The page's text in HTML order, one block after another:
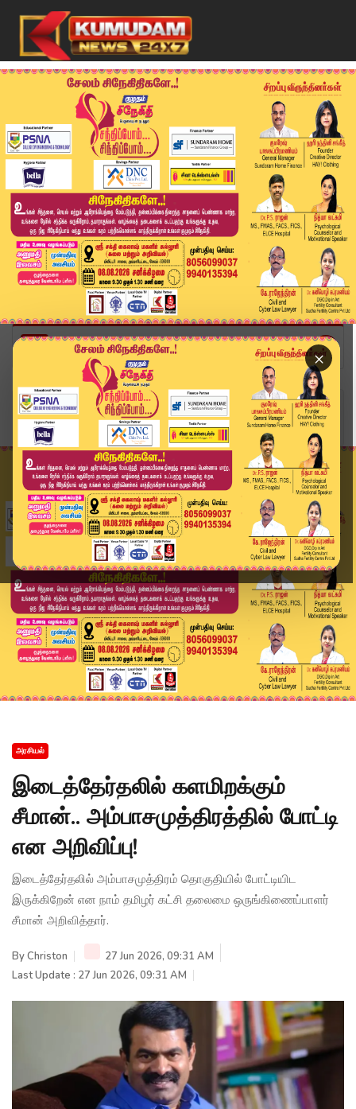
×
Home
அரசியல்
இடைத்தேர்தலில் களமிறக்கும் சீமான்.. அம்பாசமுத்த...
அரசியல்
இடைத்தேர்தலில் களமிறக்கும்
சீமான்.. அம்பாசமுத்திரத்தில் போட்டி
என அறிவிப்பு!
இடைத்தேர்தலில் அம்பாசமுத்திரம் தொகுதியில் போட்டியிட
இருக்கிறேன் என நாம் தமிழர் கட்சி தலைமை ஒருங்கிணைப்பாளர்
சீமான் அறிவித்தார்.
ByChriston
27 Jun 2026, 09:31 AM
Last Update : 27 Jun 2026, 09:31 AM